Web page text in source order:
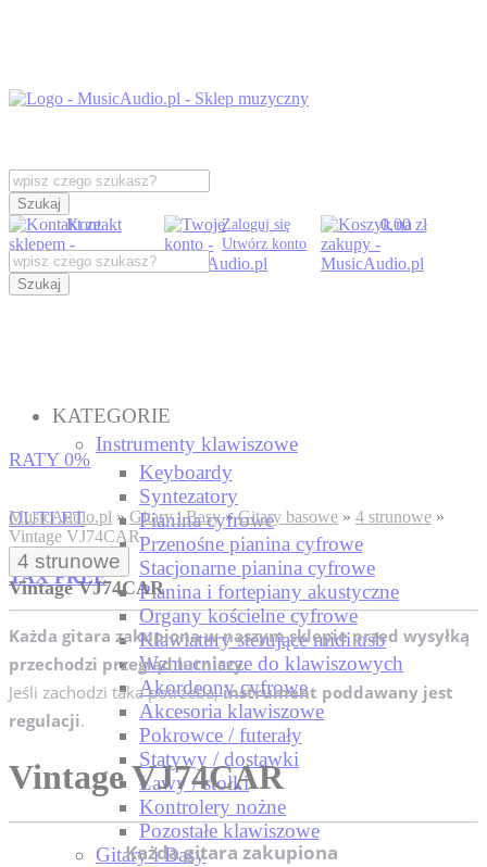
Szukaj
Kontakt
Zaloguj się
Utwórz konto
0,00 zł
Szukaj
KATEGORIE
Instrumenty klawiszowe
Keyboardy
Syntezatory
Pianina cyfrowe
Przenośne pianina cyfrowe
Stacjonarne pianina cyfrowe
Pianina i fortepiany akustyczne
Organy kościelne cyfrowe
Klawiatury sterujące midi usb
Wzmacniacze do klawiszowych
Akordeony cyfrowe
Akcesoria klawiszowe
Pokrowce / futerały
Statywy / dostawki
Ławy / stołki
Kontrolery nożne
Pozostałe klawiszowe
Gitary i Basy
RATY 0%
OUTLET
TAX FREE
MusicAudio.pl »Gitary i Basy»Gitary basowe » 4 strunowe »
Vintage VJ74CAR
4 strunowe
Vintage VJ74CAR
Każda gitara zakupiona w naszym sklepie przed wysyłką
przechodzi przegląd lutniczy.
Jeśli zachodzi taka potrzeba,instrument poddawany jest
regulacji.
Vintage VJ74CAR
Każda gitara zakupiona